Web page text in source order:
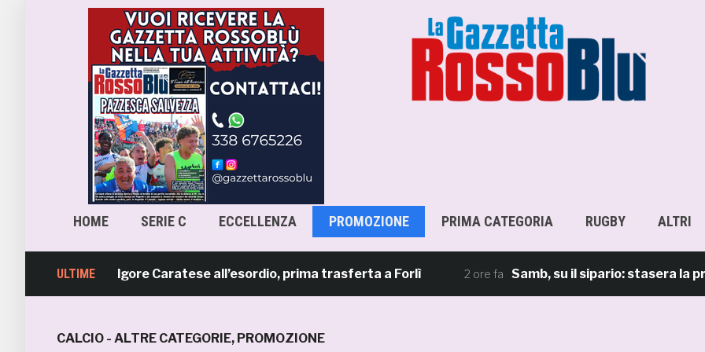
HOME SERIE C ECCELLENZA PROMOZIONE PRIMA CATEGORIA RUGBY ALTRI
ULTIME
Samb: Folgore Caratese all’esordio, prima trasferta a Forlì Samb, su il sipario: stasera la
CALCIO - ALTRE CATEGORIE, PROMOZIONE